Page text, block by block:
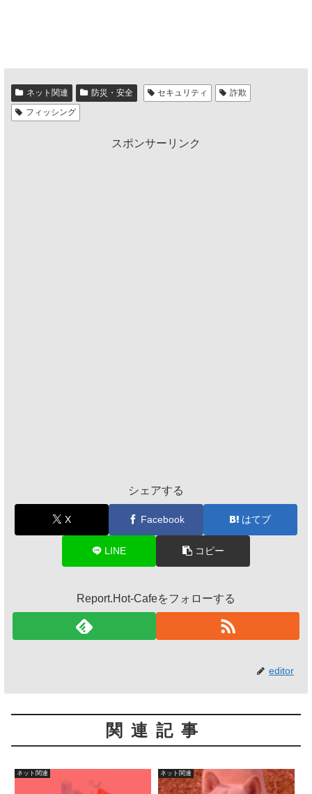
ネット関連 防災・安全 セキュリティ
詐欺
フィッシング
スポンサーリンク
シェアする
X Facebook はてブ
LINE コピー
Report.Hot-Cafeをフォローする
editor
関連記事
ネット関連 ネット関連